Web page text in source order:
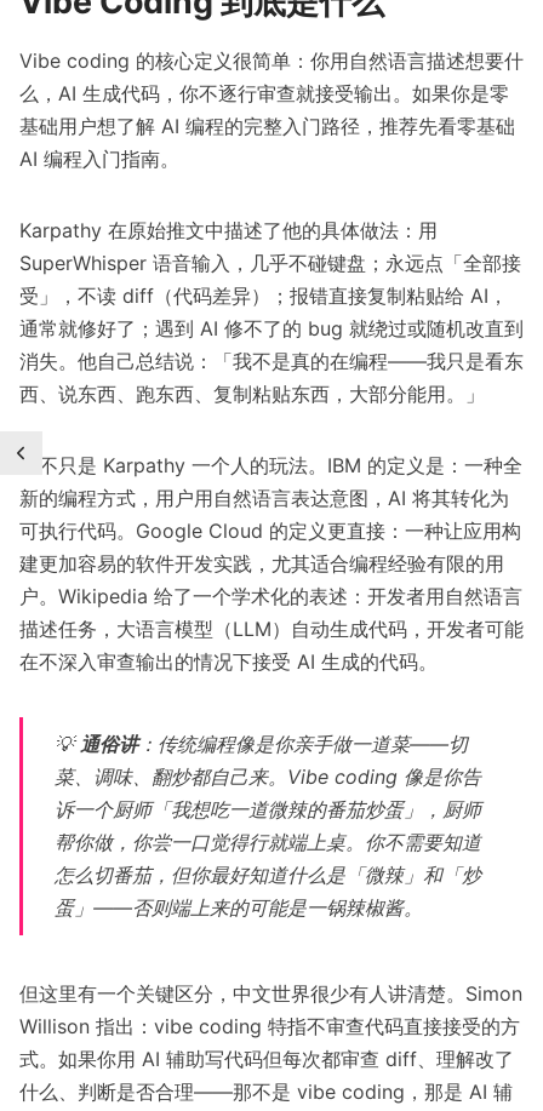
Vibe coding 的核心定义很简单：你用自然语言描述想要什
么，AI 生成代码，你不逐行审查就接受输出。如果你是零
基础用户想了解 AI 编程的完整入门路径，推荐先看零基础
AI 编程入门指南。
Karpathy 在原始推文中描述了他的具体做法：用
SuperWhisper 语音输入，几乎不碰键盘；永远点「全部接
受」，不读 diff（代码差异）；报错直接复制粘贴给 AI，
通常就修好了；遇到 AI 修不了的 bug 就绕过或随机改直到
消失。他自己总结说：「我不是真的在编程——我只是看东
西、说东西、跑东西、复制粘贴东西，大部分能用。」
这不只是 Karpathy 一个人的玩法。 IBM 的定义 是：一种全
新的编程方式，用户用自然语言表达意图，AI 将其转化为
可执行代码。 Google Cloud 的定义更直接：一种让应用构
建更加容易的软件开发实践，尤其适合编程经验有限的用
户。 Wikipedia 给了一个学术化的表述：开发者用自然语言
描述任务，大语言模型（LLM）自动生成代码，开发者可能
在不深入审查输出的情况下接受 AI 生成的代码。
💡通俗讲：传统编程像是你亲手做一道菜——切
菜、调味、翻炒都自己来。Vibe coding 像是你告
诉一个厨师「我想吃一道微辣的番茄炒蛋」，厨师
帮你做，你尝一口觉得行就端上桌。你不需要知道
怎么切番茄，但你最好知道什么是「微辣」和「炒
蛋」——否则端上来的可能是一锅辣椒酱。
但这里有一个关键区分，中文世界很少有人讲清楚。 Simon
Willison 指出：vibe coding 特指不审查代码直接接受的方
式。如果你用 AI 辅助写代码但每次都审查 diff、理解改了
什么、判断是否合理——那不是 vibe coding，那是 AI 辅